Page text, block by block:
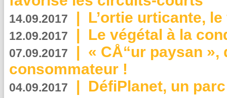
14.09.2017 | L’ortie urticante,
12.09.2017 | Le végétal à la
07.09.2017 | « CÅ“ur paysan
consommateur !
04.09.2017 | DéfiPlanet, un